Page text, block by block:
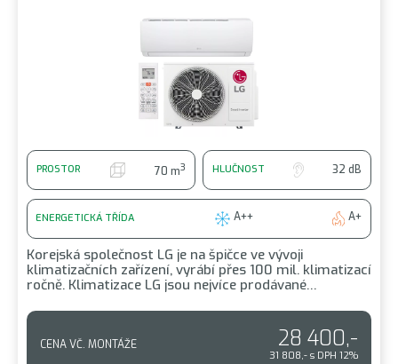
PROSTOR 70 m3 HLUČNOST 32 dB
ENERGETICKÁ TŘÍDA A++ A+
Korejská společnost LG je na špičce ve vývoji
klimatizačních zařízení, vyrábí přes 100 mil. klimatizací
ročně. Klimatizace LG jsou nejvíce prodávané…
CENA VČ. MONTÁŽE 28 400,-
31 808,- s DPH 12%